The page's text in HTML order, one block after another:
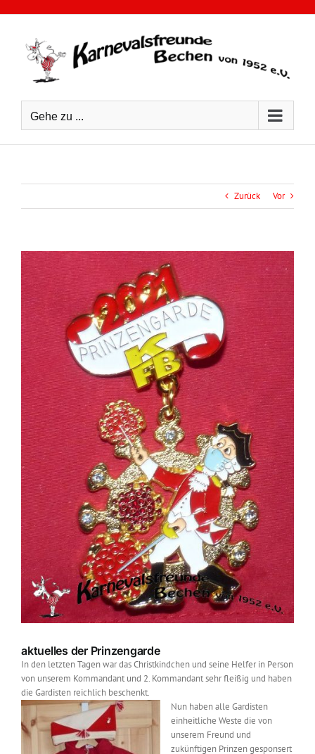
Gehe zu ...
Zurück Vor
Zeige
grösseres
Bild
aktuelles der Prinzengarde
In den letzten Tagen war das Christkindchen und seine Helfer in Person
von unserem Kommandant und 2. Kommandant sehr fleißig und haben
die Gardisten reichlich beschenkt.
Nun haben alle Gardisten
einheitliche Weste die von
unserem Freund und
zukünftigen Prinzen gesponsert